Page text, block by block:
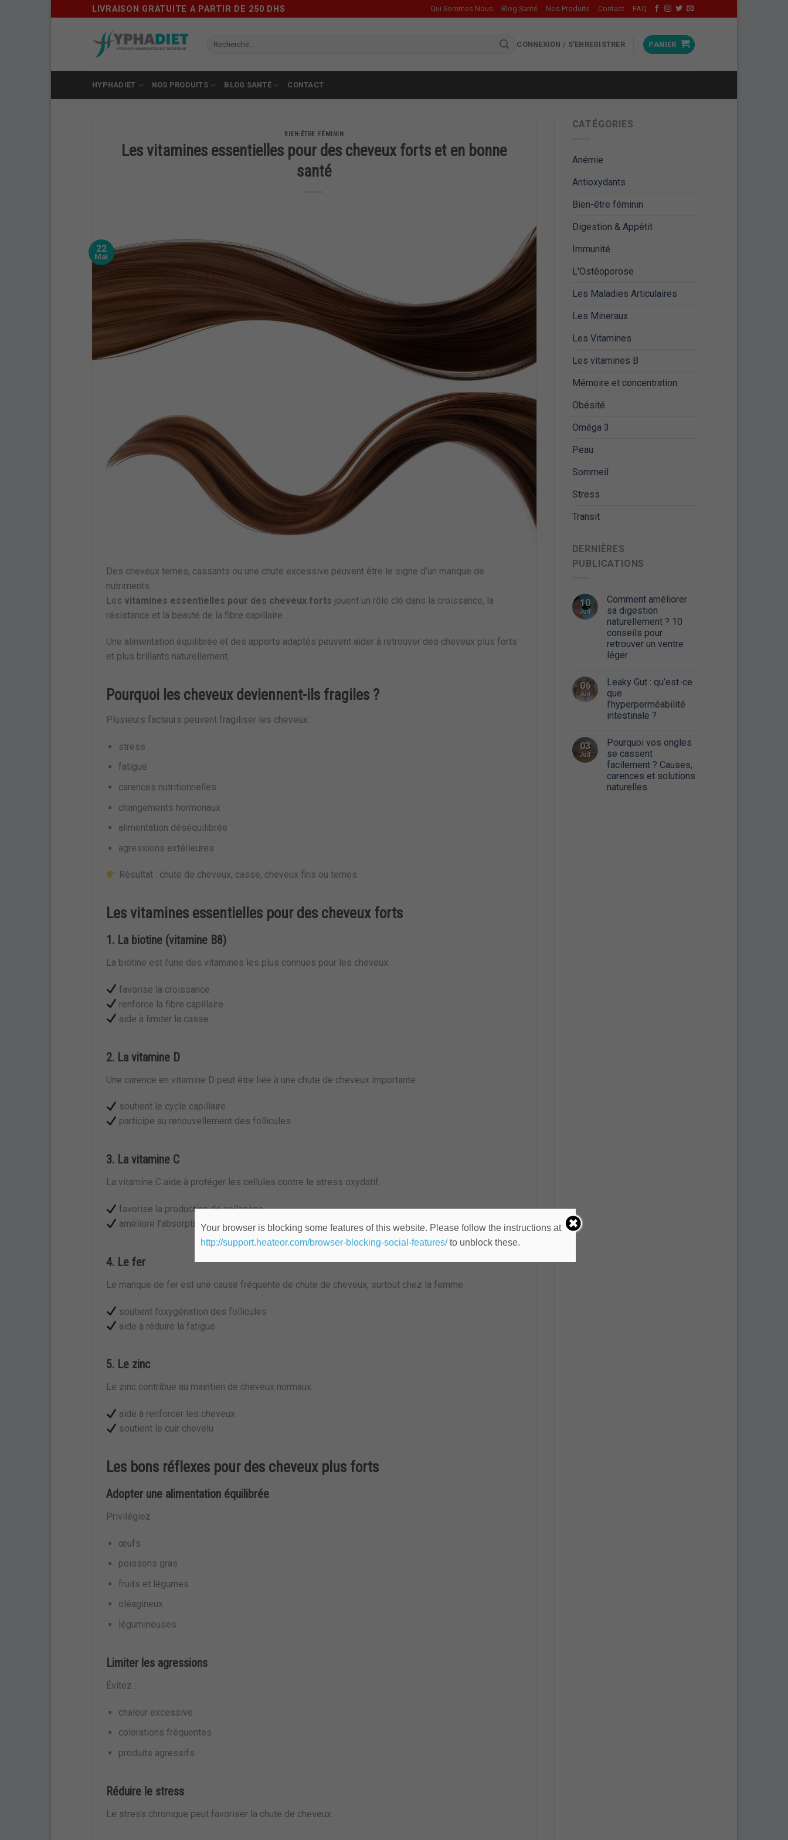
LIVRAISON GRATUITE A PARTIR DE 250 DHS Qui Sommes Nous Blog Santé Nos Produits Contact FAQ
CONNEXION / S’ENREGISTRER PANIER
HYPHADIET NOS PRODUITS BLOG SANTÉ CONTACT
BIEN-ÊTRE FÉMININ
Les vitamines essentielles pour des cheveux forts et en bonne
santé
22
Mai
Des cheveux ternes, cassants ou une chute excessive peuvent être le signe d’un manque de
nutriments.
Les vitamines essentielles pour des cheveux forts jouent un rôle clé dans la croissance, la
résistance et la beauté de la fibre capillaire.
Une alimentation équilibrée et des apports adaptés peuvent aider à retrouver des cheveux plus forts
et plus brillants naturellement.
Pourquoi les cheveux deviennent-ils fragiles ?
Plusieurs facteurs peuvent fragiliser les cheveux :
stress
fatigue
carences nutritionnelles
changements hormonaux
alimentation déséquilibrée
agressions extérieures
Résultat : chute de cheveux, casse, cheveux fins ou ternes.
Les vitamines essentielles pour des cheveux forts
1. La biotine (vitamine B8)
La biotine est l’une des vitamines les plus connues pour les cheveux.
favorise la croissance
renforce la fibre capillaire
aide à limiter la casse
2. La vitamine D
Une carence en vitamine D peut être liée à une chute de cheveux importante.
soutient le cycle capillaire
participe au renouvellement des follicules
3. La vitamine C
La vitamine C aide à protéger les cellules contre le stress oxydatif.
favorise la production de collagène
améliore l’absorption du fer
4. Le fer
Le manque de fer est une cause fréquente de chute de cheveux, surtout chez la femme.
soutient l’oxygénation des follicules
aide à réduire la fatigue
5. Le zinc
Le zinc contribue au maintien de cheveux normaux.
aide à renforcer les cheveux
soutient le cuir chevelu
Les bons réflexes pour des cheveux plus forts
Adopter une alimentation équilibrée
Privilégiez :
œufs
poissons gras
fruits et légumes
oléagineux
légumineuses
Limiter les agressions
Évitez :
chaleur excessive
colorations fréquentes
produits agressifs
Réduire le stress
Le stress chronique peut favoriser la chute de cheveux.
CATÉGORIES
Anémie
Antioxydants
Bien-être féminin
Digestion & Appétit
Immunité
L'Ostéoporose
Les Maladies Articulaires
Les Mineraux
Les Vitamines
Les vitamines B
Mémoire et concentration
Obésité
Oméga 3
Peau
Sommeil
Stress
Transit
DERNIÈRES
PUBLICATIONS
10
Juil
Comment améliorer
sa digestion
naturellement ? 10
conseils pour
retrouver un ventre
léger
06
Juil
Leaky Gut : qu’est-ce
que
l’hyperperméabilité
intestinale ?
03
Juil
Pourquoi vos ongles
se cassent
facilement ? Causes,
carences et solutions
naturelles
Your browser is blocking some features of this website. Please follow the instructions at
http://support.heateor.com/browser-blocking-social-features/to unblock these.